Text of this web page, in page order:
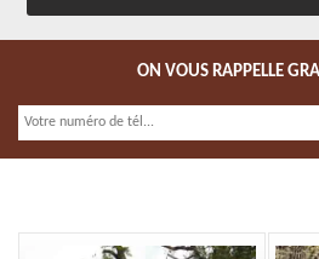
ON VOUS RAPPELLE